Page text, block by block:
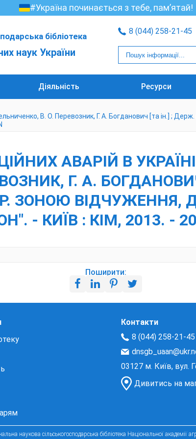
#Україна починається з тебе, пам’ятай!
бібліотека
наук України
8 (044) 258-21-45
Діяльність Ресурси
В. О. Перевозник, Г. А. Богданович [та ін.] ;
АВАРІЙ В
Г. А.
ЗОНОЮ ВІДЧУЖЕННЯ,
- КИЇВ : КІМ, 2013. -
Поширити:
Контакти
8 (044) 258-21-45
03127 м. Київ, вул.
Дивитись на
наукова сільськогосподарська бібліотека Національної академії